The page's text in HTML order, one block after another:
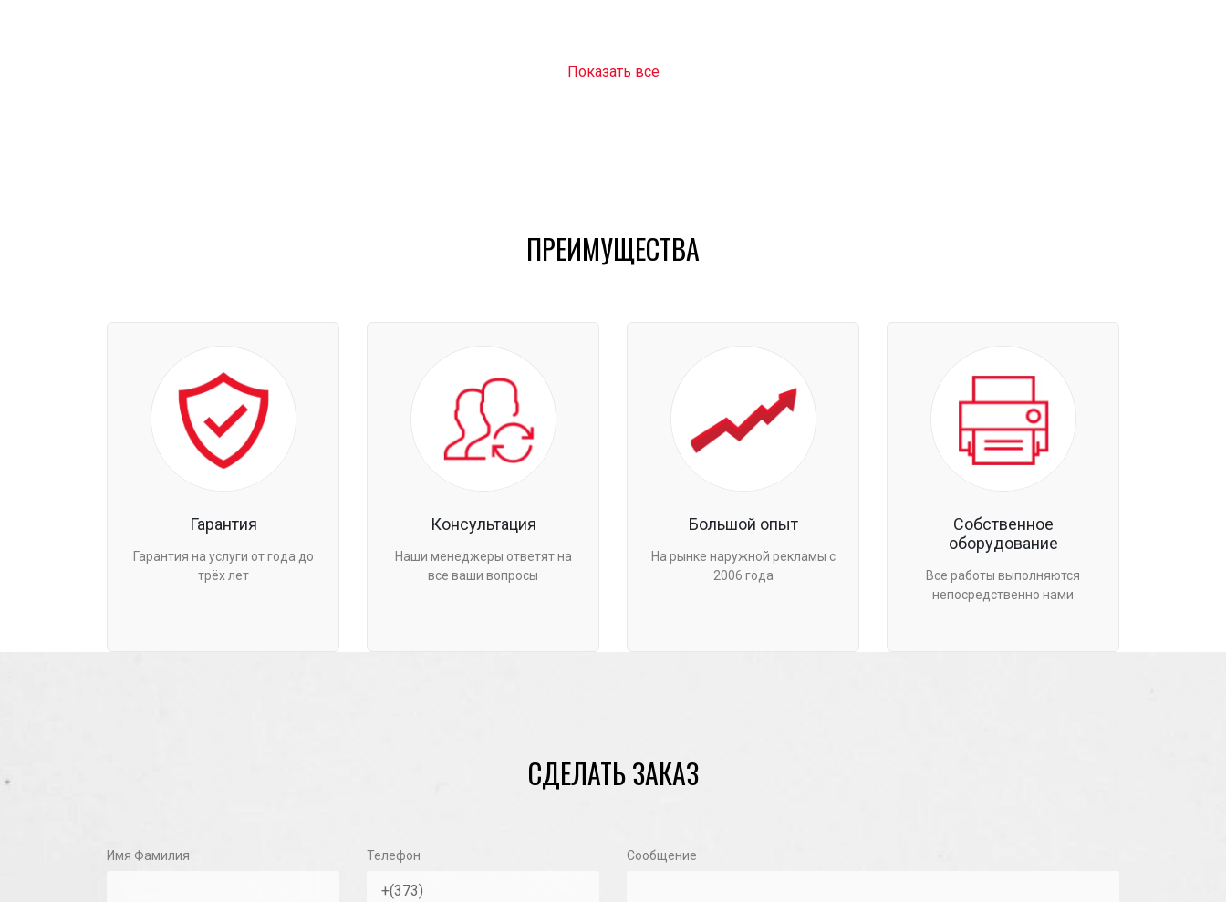
Показать все
ПРЕИМУЩЕСТВА
Гарантия
Гарантия на услуги от года до
трёх лет
Консультация
Наши менеджеры ответят на
все ваши вопросы
Большой опыт
На рынке наружной рекламы с
2006 года
Собственное
оборудование
Все работы выполняются
непосредственно нами
СДЕЛАТЬ ЗАКАЗ
Имя Фамилия Телефон Сообщение